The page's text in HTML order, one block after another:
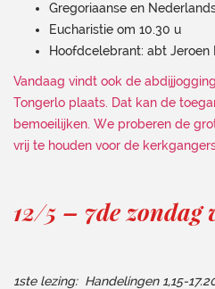
Gregoriaanse en
Eucharistie om 10.30 u
Hoofdcelebrant: abt Jeroen
Vandaag vindt ook de
Tongerlo plaats. Dat kan de
bemoeilijken. We proberen de
vrij te houden voor de
12/5 – 7de zondag
1ste lezing: Handelingen 1,15-